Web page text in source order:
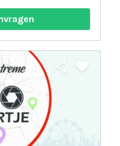
share favorite